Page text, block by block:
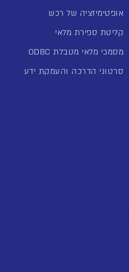
אופטימיזציה של רכש
קליטת ספירת מלאי
מסמכי מלאי מטבלת ODBC
סרטוני הדרכה והעמקת ידע